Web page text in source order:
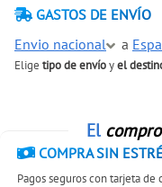
GASTOS DE ENVÍO
Envio nacional
a
Elige tipo de envíoyel
El
COMPRA SIN
Pagos seguros con tarjeta